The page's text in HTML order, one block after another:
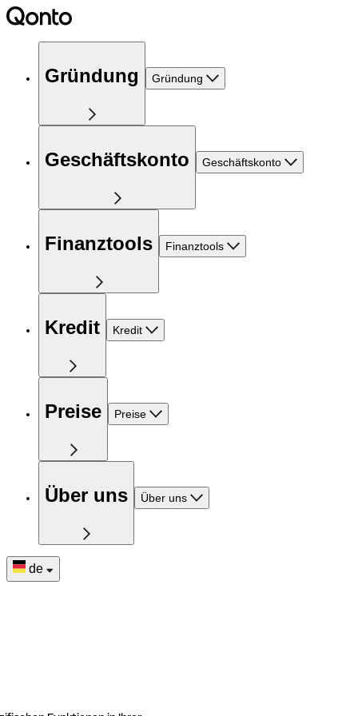
Gründung Gründung
Geschäftskonto Geschäftskonto
Finanztools Finanztools
Kredit Kredit
Preise Preise
Über uns Über uns
de